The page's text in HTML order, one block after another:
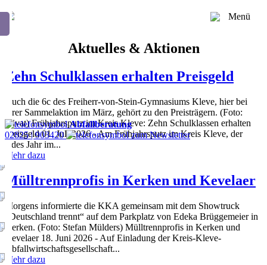
Menü
Aktuelles & Aktionen
Zehn Schulklassen erhalten Preisgeld
Auch die 6c des Freiherr-von-Stein-Gymnasiums Kleve, hier bei
ihrer Sammelaktion im März, gehört zu den Preisträgern. (Foto:
privat) Frühjahrsputz im Kreis Kleve: Zehn Schulklassen erhalten
Preisgeld 01. Juli 2026 - Am Frühjahrsputz im Kreis Kleve, der
jedes Jahr im...
Mehr dazu
Mülltrennprofis in Kerken und Kevelaer
Morgens informierte die KKA gemeinsam mit dem Showtruck
„Deutschland trennt“ auf dem Parkplatz von Edeka Brüggemeier in
Kerken. (Foto: Stefan Mülders) Mülltrennprofis in Kerken und
Kevelaer 18. Juni 2026 - Auf Einladung der Kreis-Kleve-
Abfallwirtschaftsgesellschaft...
Mehr dazu
Abfallberatung
02825 | 903420
zum Newsletter